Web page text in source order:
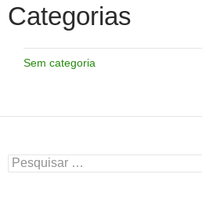
Categorias
Sem categoria
Pesquisar
por: